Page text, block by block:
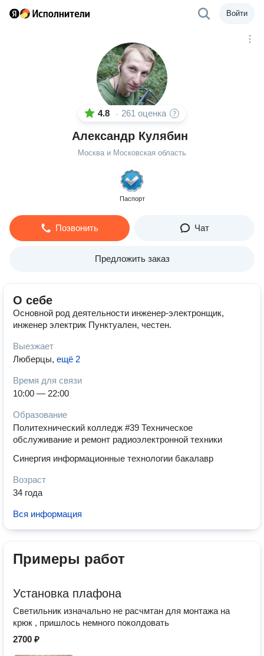
Войти
4.8 · 261 оценка
Александр Кулябин
Москва и Московская область
Паспорт
Позвонить Чат
Предложить заказ
О себе
Основной род деятельности инженер-электронщик,
инженер электрик Пунктуален, честен.
Выезжает
Люберцы, ещё 2
Время для связи
10:00 — 22:00
Образование
Политехнический колледж #39 Техническое
обслуживание и ремонт радиоэлектронной техники
Синергия информационные технологии бакалавр
Возраст
34 года
Вся информация
Примеры работ
Установка плафона
Светильник изначально не расчмтан для монтажа на
крюк , пришлось немного поколдовать
2700 ₽